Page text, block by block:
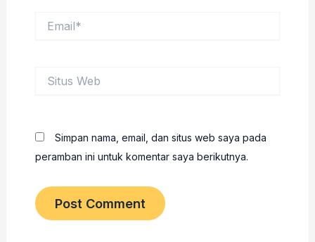
Web
Simpan nama, email, dan situs web saya pada
peramban ini untuk komentar saya berikutnya.